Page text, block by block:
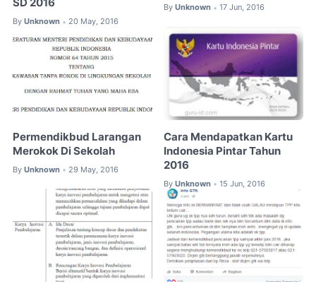
SD 2016
By Unknown • 20 May, 2016
By Unknown • 17 Jun, 2016
Permendikbud Larangan
Merokok Di Sekolah
By Unknown • 29 May, 2016
Cara Mendapatkan Kartu
Indonesia Pintar Tahun
2016
By Unknown • 15 Jun, 2016